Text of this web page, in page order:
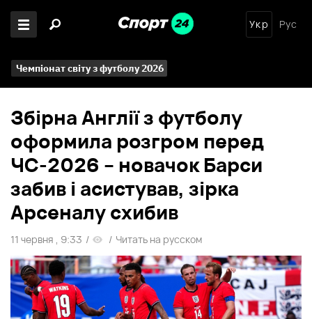
Укр Рус
Чемпіонат світу з футболу 2026
Збірна Англії з футболу
оформила розгром перед
ЧС-2026 – новачок Барси
забив і асистував, зірка
Арсеналу схибив
11 червня , 9:33 / / Читать на русском